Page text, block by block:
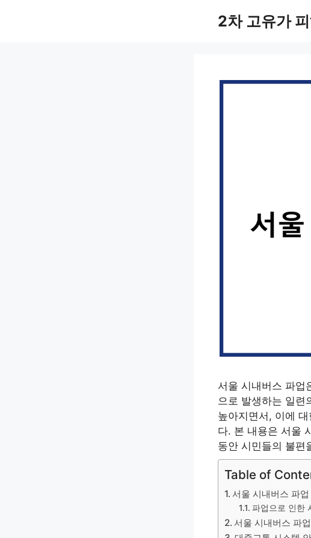
2차 고유가
서울 시내버스 파업
으로 발생하는 일련
높아지면서, 이에
다. 본 내용은 서울
동안 시민들의 불편
Table of
서울 시내버스 파
파업으로 인한
서울 시내버스 파